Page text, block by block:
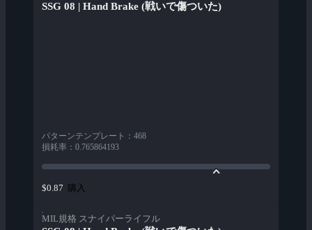
SSG 08 | Hand Brake (戦いで傷ついた)
パターンテンプレート ： 468
損耗率 ： 0.765864193
$0.87 購入
MIL規格 スナイパーライフル